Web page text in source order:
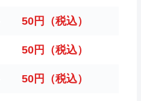
50円（税込）
50円（税込）
50円（税込）